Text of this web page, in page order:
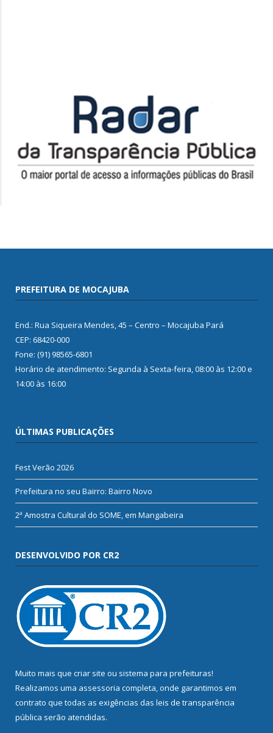
PREFEITURA DE MOCAJUBA
End.: Rua Siqueira Mendes, 45 – Centro – Mocajuba Pará
CEP: 68420-000
Fone: (91) 98565-6801
Horário de atendimento: Segunda à Sexta-feira, 08:00 às 12:00 e
14:00 às 16:00
ÚLTIMAS PUBLICAÇÕES
Fest Verão 2026
Prefeitura no seu Bairro: Bairro Novo
2ª Amostra Cultural do SOME, em Mangabeira
DESENVOLVIDO POR CR2
Muito mais que criar site ou sistema para prefeituras!
Realizamos uma assessoria completa, onde garantimos em
contrato que todas as exigências das leis de transparência
pública serão atendidas.